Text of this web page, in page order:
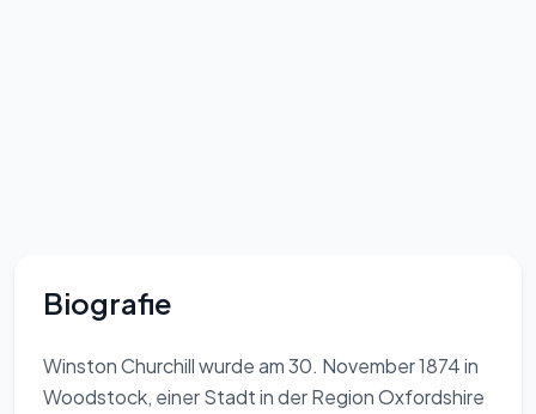
Biografie
Winston Churchill wurde am 30. November 1874 in
Woodstock, einer Stadt in der Region Oxfordshire